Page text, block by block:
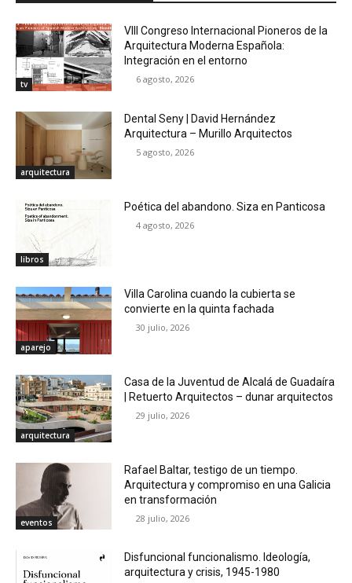
tv
VIII Congreso Internacional Pioneros de la
Arquitectura Moderna Española:
Integración en el entorno
6 agosto, 2026
arquitectura
Dental Seny | David Hernández
Arquitectura – Murillo Arquitectos
5 agosto, 2026
libros
Poética del abandono. Siza en Panticosa
4 agosto, 2026
aparejo
Villa Carolina cuando la cubierta se
convierte en la quinta fachada
30 julio, 2026
arquitectura
Casa de la Juventud de Alcalá de Guadaíra
| Retuerto Arquitectos – dunar arquitectos
29 julio, 2026
eventos
Rafael Baltar, testigo de un tiempo.
Arquitectura y compromiso en una Galicia
en transformación
28 julio, 2026
Disfuncional funcionalismo. Ideología,
arquitectura y crisis, 1945-1980